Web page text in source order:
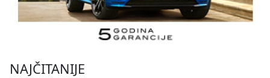
NAJČITANIJE